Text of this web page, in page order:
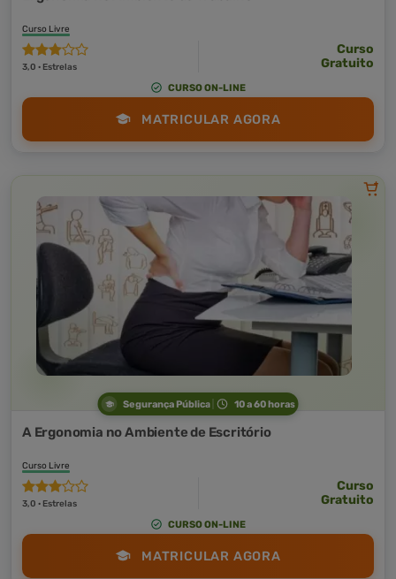
Curso Livre
3,0 · Estrelas
Curso
Gratuito
CURSO ON-LINE
MATRICULAR AGORA
Segurança Pública 10 a 60 horas
A Ergonomia no Ambiente de Escritório
Curso Livre
3,0 · Estrelas
Curso
Gratuito
CURSO ON-LINE
MATRICULAR AGORA